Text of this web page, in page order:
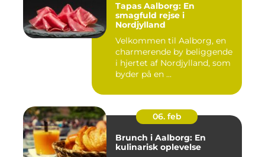
Tapas Aalborg: En
smagfuld rejse i
Nordjylland
Velkommen til Aalborg, en
charmerende by beliggende
i hjertet af Nordjylland, som
byder på en ...
06. feb
Brunch i Aalborg: En
kulinarisk oplevelse